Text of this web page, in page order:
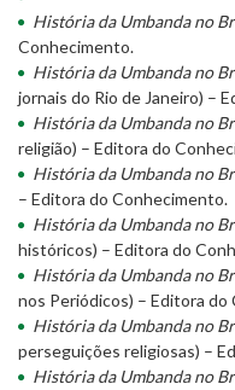
História da Umbanda no
Conhecimento.
História da Umbanda no
jornais do Rio de Janeiro) –
História da Umbanda no
religião) – Editora do
História da Umbanda no
– Editora do Conhecimento.
História da Umbanda no
históricos) – Editora do
História da Umbanda no
nos Periódicos) – Editora
História da Umbanda no
perseguições religiosas) –
História da Umbanda no